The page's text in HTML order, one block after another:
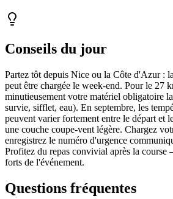
Conseils du jour
Partez tôt depuis Nice ou la Côte d'Azur :
peut être chargée le week-end. Pour le 27
minutieusement votre matériel obligatoire
survie, sifflet, eau). En septembre, les
peuvent varier fortement entre le départ et
une couche coupe-vent légère. Chargez
enregistrez le numéro d'urgence
Profitez du repas convivial après la course
forts de l'événement.
Questions fréquentes